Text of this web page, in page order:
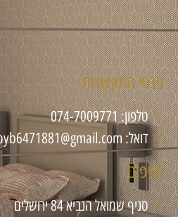
פרטי התקשרות
טלפון: 074-7009771
דואל: byb6471881@gmail.com
סניפים
סניף שמואל הנביא 84 ירושלים